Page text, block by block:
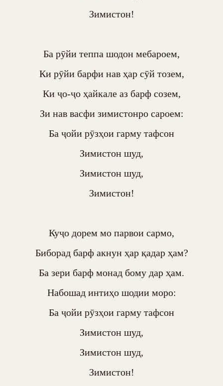
Зимистон!
Ба рӯйи теппа шодон мебароем,
Ки рӯйи барфи нав ҳар сӯй тозем,
Ки ҷо-ҷо ҳайкале аз барф созем,
Зи нав васфи зимистонро сароем:
Ба ҷойи рӯзҳои гарму тафсон
Зимистон шуд,
Зимистон шуд,
Зимистон!
Куҷо дорем мо парвои сармо,
Биборад барф акнун ҳар қадар ҳам?
Ба зери барф монад бому дар ҳам.
Набошад интиҳо шодии моро:
Ба ҷойи рӯзҳои гарму тафсон
Зимистон шуд,
Зимистон шуд,
Зимистон!